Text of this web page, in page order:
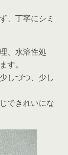
、丁寧にシミ
、水溶性処
す。
しづつ、少し
できれいにな